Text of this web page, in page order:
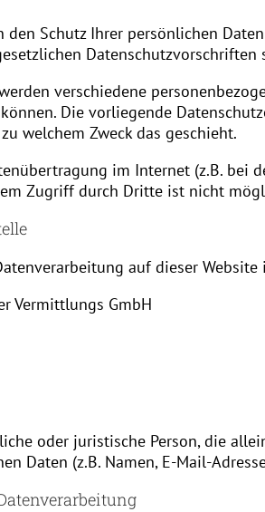
Schutz Ihrer persönlichen
Datenschutzvorschriften
verschiedene
Die vorliegende
welchem Zweck das geschieht.
im Internet (z.B. bei
Zugriff durch Dritte ist nicht
auf dieser Website
Vermittlungs GmbH
oder juristische Person, die
Daten (z.B. Namen, E-Mail-